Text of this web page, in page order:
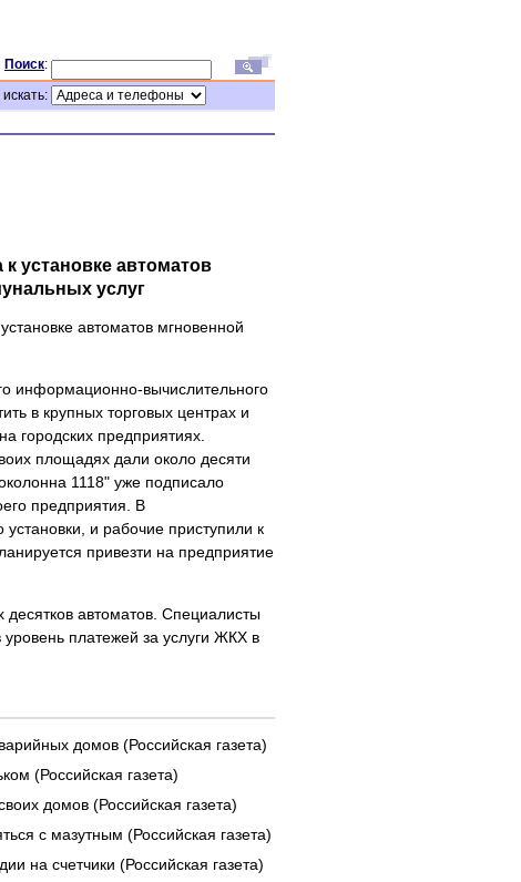
Поиск:
искать:
установке автоматов
услуг
автоматов мгновенной
информационно-вычислительного
в крупных торговых центрах и
городских предприятиях.
площадях дали около десяти
1118" уже подписало
предприятия. В
и рабочие приступили к
привезти на предприятие
десятков автоматов. Специалисты
платежей за услуги ЖКХ в
домов (Российская газета)
(Российская газета)
домов (Российская газета)
с мазутным (Российская газета)
на счетчики (Российская газета)